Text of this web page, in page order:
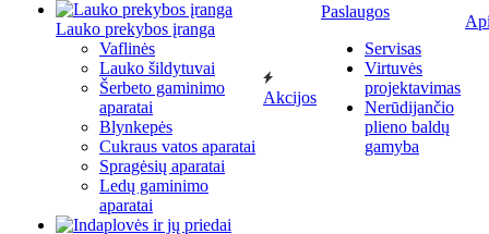
Lauko prekybos įranga
Vaflinės
Lauko šildytuvai
Šerbeto gaminimo
aparatai
Blynkepės
Cukraus vatos aparatai
Spragėsių aparatai
Ledų gaminimo
aparatai
Akcijos
Paslaugos
Servisas
Virtuvės
projektavimas
Nerūdijančio
plieno baldų
gamyba